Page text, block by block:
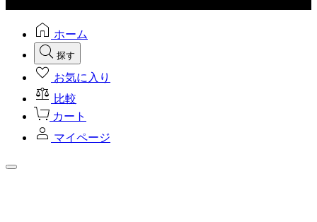
ホーム
探す
お気に入り
比較
カート
マイページ